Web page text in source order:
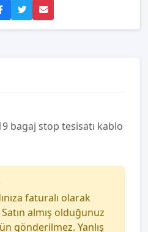
bagaj stop tesisatı kablo
faturalı olarak
almış olduğunuz
gönderilmez. Yanlış